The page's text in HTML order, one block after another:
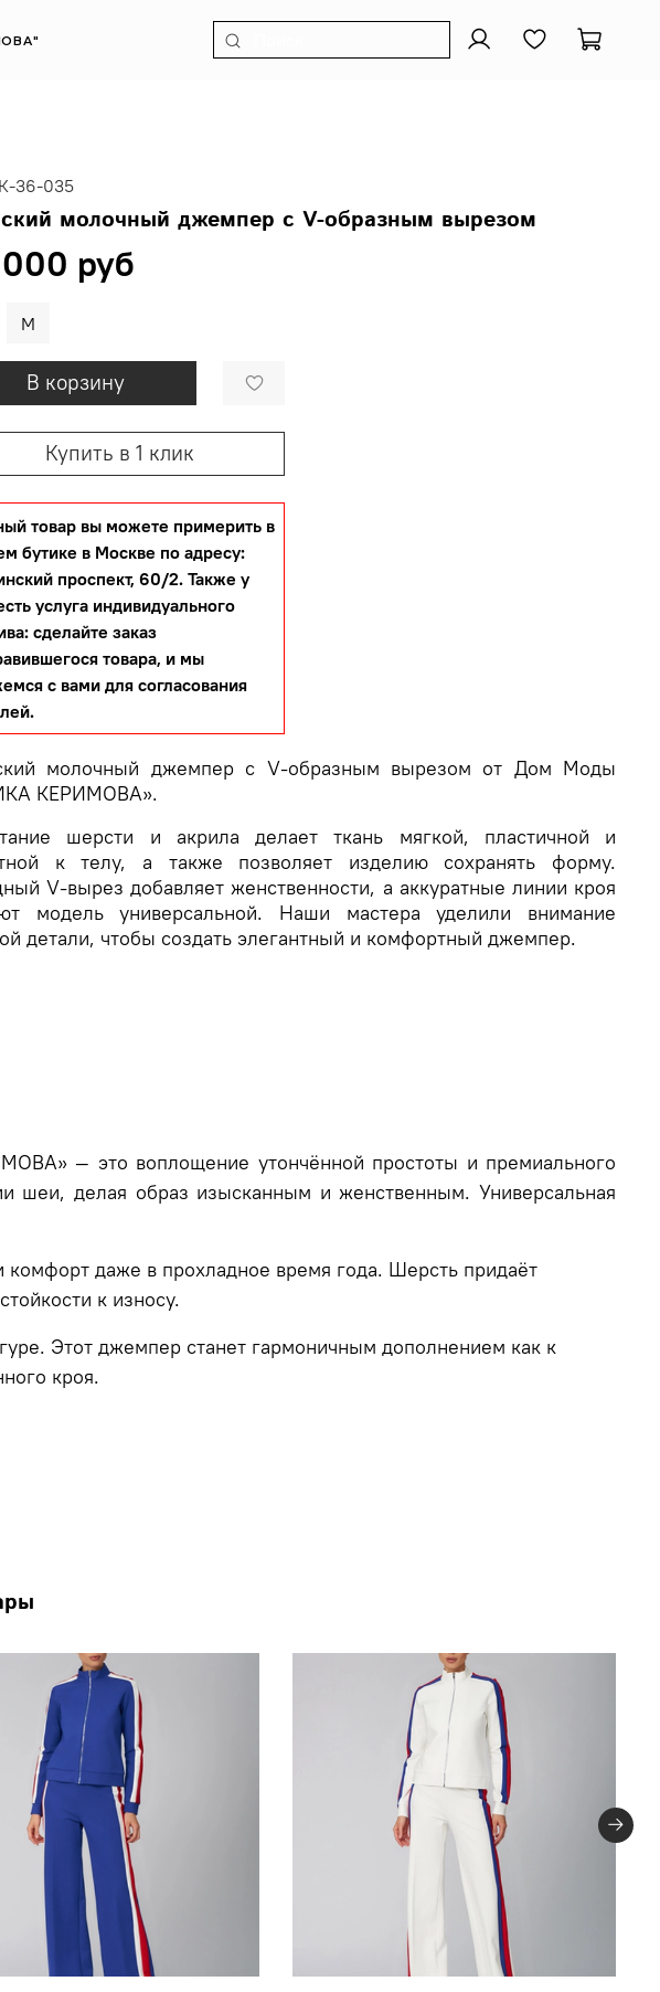
36-035
молочный джемпер с V-образным вырезом
руб
В корзину
Купить в 1 клик
товар вы можете примерить в
бутике в Москве по адресу:
проспект, 60/2. Также у
услуга индивидуального
сделайте заказ
товара, и мы
с вами для согласования
M
молочный джемпер с V-образным вырезом от Дом Моды
КЕРИМОВА».
шерсти и акрила делает ткань мягкой, пластичной и
к телу, а также позволяет изделию сохранять форму.
V-вырез добавляет женственности, а аккуратные линии кроя
модель универсальной. Наши мастера уделили внимание
детали, чтобы создать элегантный и комфортный джемпер.
— это воплощение утончённой простоты и премиального
шеи, делая образ изысканным и женственным. Универсальная
комфорт даже в прохладное время года. Шерсть придаёт
к износу.
Этот джемпер станет гармоничным дополнением как к
кроя.